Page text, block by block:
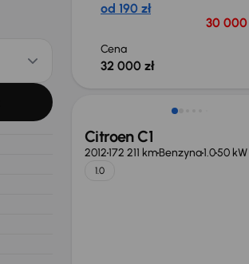
od 190 zł
30 000
Cena
32 000 zł
Citroen C1
2012172 211 kmBenzyna1.050 kW
1.0